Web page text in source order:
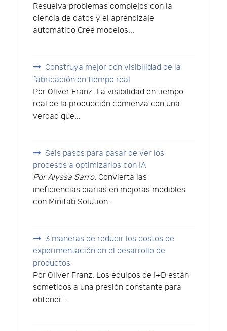
Resuelva problemas complejos con la
ciencia de datos y el aprendizaje
automático Cree modelos...
Construya mejor con visibilidad de la
fabricación en tiempo real
Por Oliver Franz. La visibilidad en tiempo
real de la producción comienza con una
verdad que...
Seis pasos para pasar de ver los
procesos a optimizarlos con IA
Por Alyssa Sarro. Convierta las
ineficiencias diarias en mejoras medibles
con Minitab Solution...
3 maneras de reducir los costos de
experimentación en el desarrollo de
productos
Por Oliver Franz. Los equipos de I+D están
sometidos a una presión constante para
obtener...